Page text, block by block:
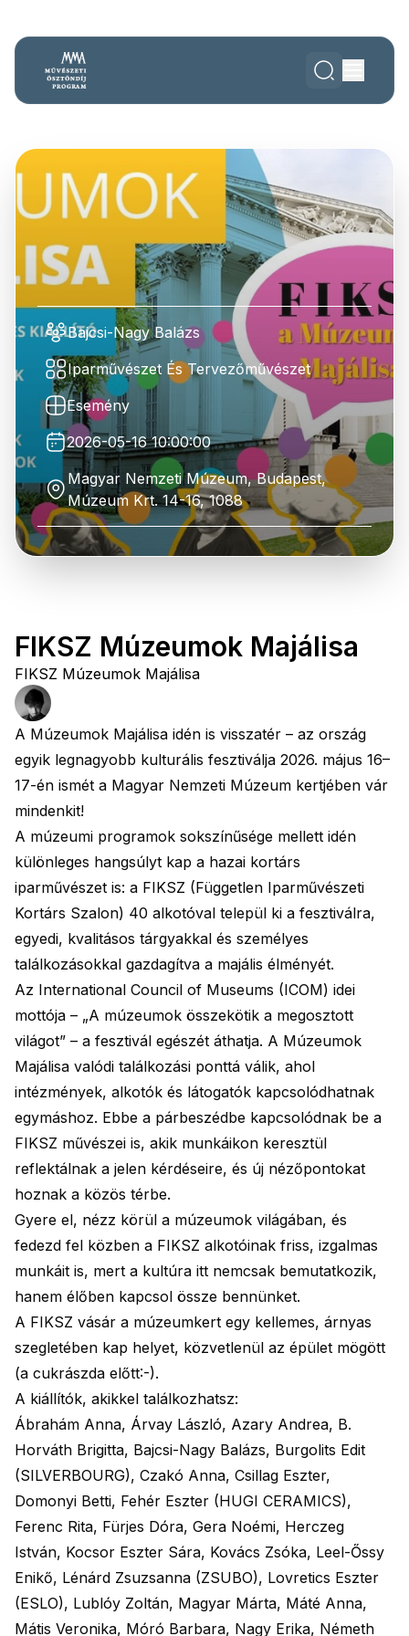
Bajcsi-Nagy Balázs
Iparművészet És Tervezőművészet
Esemény
2026-05-16 10:00:00
Magyar Nemzeti Múzeum, Budapest,
Múzeum Krt. 14-16, 1088
FIKSZ Múzeumok Majálisa
FIKSZ Múzeumok Majálisa
A Múzeumok Majálisa idén is visszatér – az ország
egyik legnagyobb kulturális fesztiválja 2026. május 16–
17-én ismét a Magyar Nemzeti Múzeum kertjében vár
mindenkit!
A múzeumi programok sokszínűsége mellett idén
különleges hangsúlyt kap a hazai kortárs
iparművészet is: a FIKSZ (Független Iparművészeti
Kortárs Szalon) 40 alkotóval települ ki a fesztiválra,
egyedi, kvalitásos tárgyakkal és személyes
találkozásokkal gazdagítva a majális élményét.
Az International Council of Museums (ICOM) idei
mottója – „A múzeumok összekötik a megosztott
világot” – a fesztivál egészét áthatja. A Múzeumok
Majálisa valódi találkozási ponttá válik, ahol
intézmények, alkotók és látogatók kapcsolódhatnak
egymáshoz. Ebbe a párbeszédbe kapcsolódnak be a
FIKSZ művészei is, akik munkáikon keresztül
reflektálnak a jelen kérdéseire, és új nézőpontokat
hoznak a közös térbe.
Gyere el, nézz körül a múzeumok világában, és
fedezd fel közben a FIKSZ alkotóinak friss, izgalmas
munkáit is, mert a kultúra itt nemcsak bemutatkozik,
hanem élőben kapcsol össze bennünket.
A FIKSZ vásár a múzeumkert egy kellemes, árnyas
szegletében kap helyet, közvetlenül az épület mögött
(a cukrászda előtt:-).
A kiállítók, akikkel találkozhatsz:
Ábrahám Anna, Árvay László, Azary Andrea, B.
Horváth Brigitta, Bajcsi-Nagy Balázs, Burgolits Edit
(SILVERBOURG), Czakó Anna, Csillag Eszter,
Domonyi Betti, Fehér Eszter (HUGI CERAMICS),
Ferenc Rita, Fürjes Dóra, Gera Noémi, Herczeg
István, Kocsor Eszter Sára, Kovács Zsóka, Leel-Őssy
Enikő, Lénárd Zsuzsanna (ZSUBO), Lovretics Eszter
(ESLO), Lublóy Zoltán, Magyar Márta, Máté Anna,
Mátis Veronika, Móró Barbara, Nagy Erika, Németh